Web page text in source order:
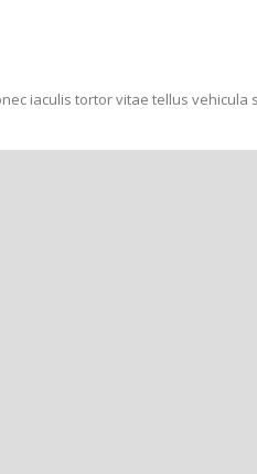
iaculis tortor vitae tellus